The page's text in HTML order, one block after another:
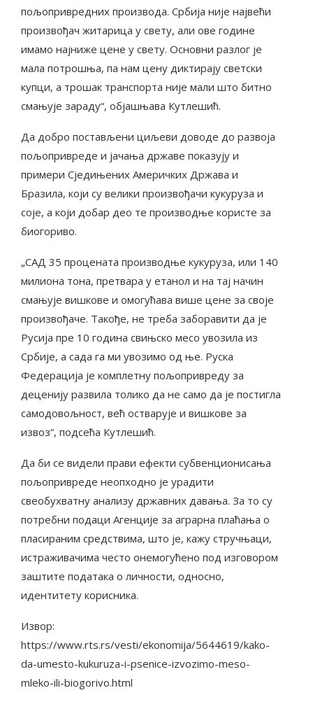
пољопривредних производа. Србија није највећи
произвођач житарица у свету, али ове године
имамо најниже цене у свету. Основни разлог је
мала потрошња, па нам цену диктирају светски
купци, а трошак транспорта није мали што битно
смањује зараду“, објашњава Кутлешић.
Да добро постављени циљеви доводе до развоја
пољопривреде и јачања државе показују и
примери Сједињених Америчких Држава и
Бразила, који су велики произвођачи кукуруза и
соје, а који добар део те производње користе за
биогориво.
„САД 35 процената производње кукуруза, или 140
милиона тона, претвара у етанол и на тај начин
смањује вишкове и омогућава више цене за своје
произвођаче. Такође, не треба заборавити да је
Русија пре 10 година свињско месо увозила из
Србије, а сада га ми увозимо од ње. Руска
Федерација је комплетну пољопривреду за
деценију развила толико да не само да је постигла
самодовољност, већ остварује и вишкове за
извоз“, подсећа Кутлешић.
Да би се видели прави ефекти субвенционисања
пољопривреде неопходно је урадити
свеобухватну анализу државних давања. За то су
потребни подаци Агенције за аграрна плаћања о
пласираним средствима, што је, кажу стручњаци,
истраживачима често онемогућено под изговором
заштите података о личности, односно,
идентитету корисника.
Извор:
https://www.rts.rs/vesti/ekonomija/5644619/kako-
da-umesto-kukuruza-i-psenice-izvozimo-meso-
mleko-ili-biogorivo.html